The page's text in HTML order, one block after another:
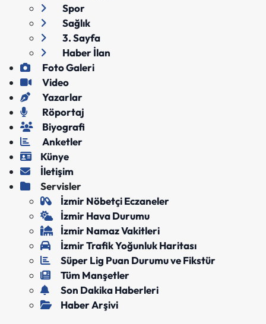
Spor
Sağlık
3. Sayfa
Haber İlan
Foto Galeri
Video
Yazarlar
Röportaj
Biyografi
Anketler
Künye
İletişim
Servisler
İzmir Nöbetçi Eczaneler
İzmir Hava Durumu
İzmir Namaz Vakitleri
İzmir Trafik Yoğunluk Haritası
Süper Lig Puan Durumu ve Fikstür
Tüm Manşetler
Son Dakika Haberleri
Haber Arşivi